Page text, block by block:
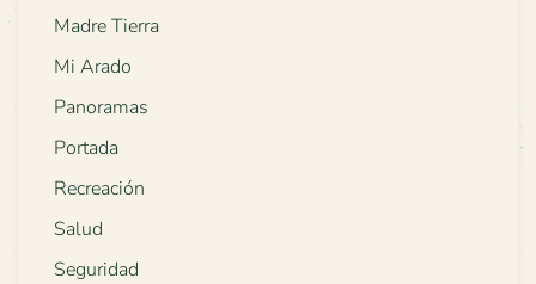
Madre Tierra
Mi Arado
Panoramas
Portada
Recreación
Salud
Seguridad